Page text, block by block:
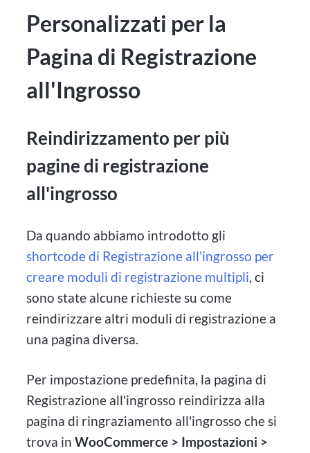
Personalizzati per la
Pagina di Registrazione
all'Ingrosso
Reindirizzamento per più
pagine di registrazione
all'ingrosso
Da quando abbiamo introdotto gli
shortcode di Registrazione all'ingrosso per
creare moduli di registrazione multipli, ci
sono state alcune richieste su come
reindirizzare altri moduli di registrazione a
una pagina diversa.
Per impostazione predefinita, la pagina di
Registrazione all'ingrosso reindirizza alla
pagina di ringraziamento all'ingrosso che si
trova inWooCommerce > Impostazioni >